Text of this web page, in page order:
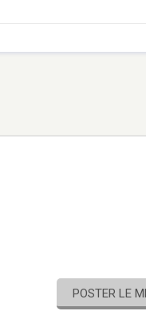
POSTER LE